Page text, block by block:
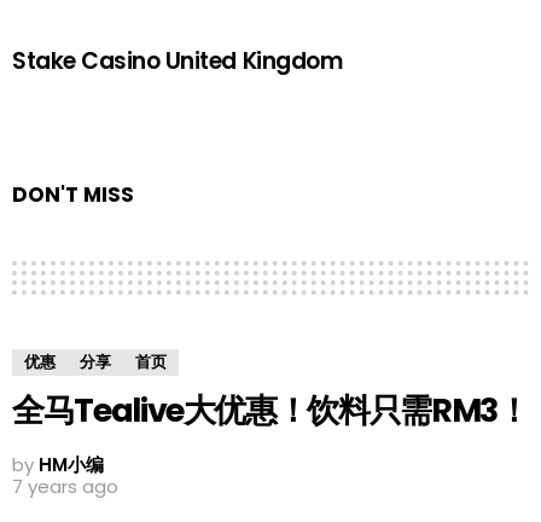
Stake Casino United Kingdom
DON'T MISS
优惠 分享 首页
全马Tealive大优惠！饮料只需RM3！
by HM小编
7 years ago